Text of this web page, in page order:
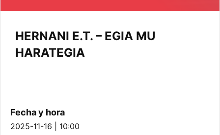
HERNANI E.T. – EGIA MU
HARATEGIA
Fecha y hora
2025-11-16 | 10:00